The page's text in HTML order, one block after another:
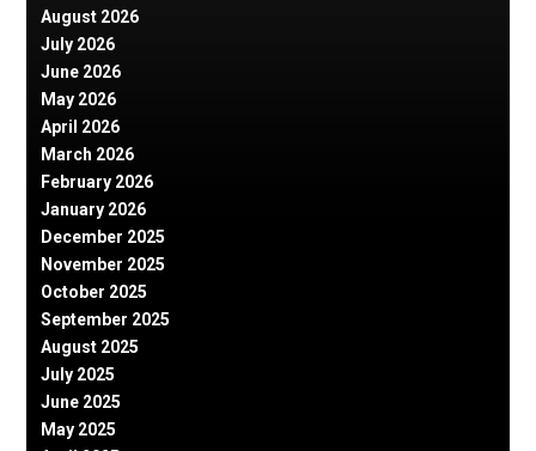
August 2026
July 2026
June 2026
May 2026
April 2026
March 2026
February 2026
January 2026
December 2025
November 2025
October 2025
September 2025
August 2025
July 2025
June 2025
May 2025